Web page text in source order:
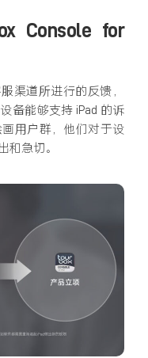
Console for
渠道所进行的反馈，
备能够支持 iPad 的诉
用户群，他们对于设
和急切。